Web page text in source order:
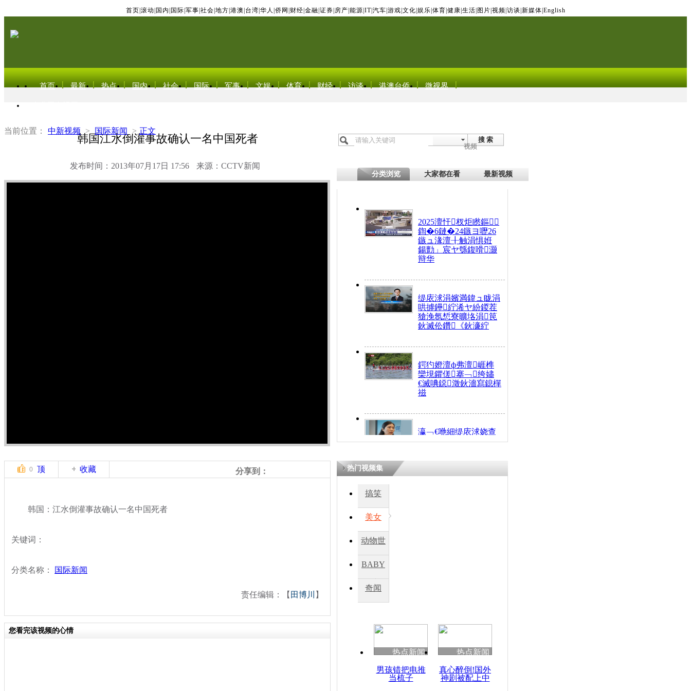
首页 滚动 国内 国际 军事 社会 地方 港澳 台湾 华人 侨网 财经 金融 证券 房产 能源 IT| 汽车 游戏 文化 娱乐 体育 健康 生活 图片 视频 访谈 新媒体 English
首页 最新 热点 国内 社会 国际 军事 文娱 体育 财经 访谈 港澳台侨 微视界
当前位置： 中新视频 > 国际新闻 > 正文
韩国江水倒灌事故确认一名中国死者
发布时间：2013年07月17日 17:56 来源：CCTV新闻
搜 索
视频
分类浏览 大家都在看 最新视频
2025澶忓杈炬矁鏂
鍧�6鏈�24鏃ヨ嚦26
鏃ュ湪澶╂触涓惧姙
鍚勯」宸ヤ綔鍑嗗灏
辩华
缇庡浗涓嬪満鍏ュ眬涓
哄摢鑸紵浠ヤ紛鍐茬
獊浼氬惁寮曠垎涓笢
鈥滅伀鑽《鈥濓紵
鍔犳嬁澶ф弗澶崕榫
欒垷鑺傞搴﹁绔嬧
€滅唺鐚澂鈥濇寫鎴樿
禌
瀛﹁€咃細缇庡浗娆查
€间笢鍗椾簹涓庝腑鍥
瘑灞€
0 顶 收藏 分享到：
韩国：江水倒灌事故确认一名中国死者
关键词：
分类名称： 国际新闻
责任编辑：【 田博川 】
您看完该视频的心情
热门视频集
搞笑
美女
动物世
BABY
秀
奇闻
热点新闻
男孩错把电推
当梳子
热点新闻
真心醉倒!国外
神剧被配上中